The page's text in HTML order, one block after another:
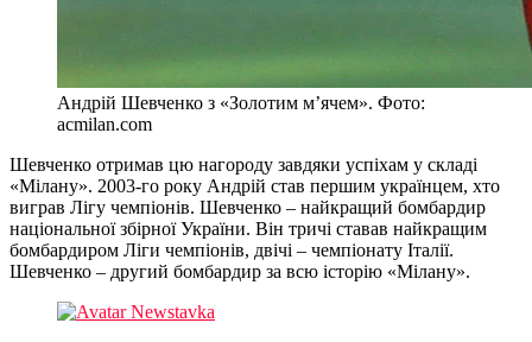
Андрій Шевченко з «Золотим м’ячем». Фото:
acmilan.com
Шевченко отримав цю нагороду завдяки успіхам у складі
«Мілану». 2003-го року Андрій став першим українцем, хто
виграв Лігу чемпіонів. Шевченко – найкращий бомбардир
національної збірної України. Він тричі ставав найкращим
бомбардиром Ліги чемпіонів, двічі – чемпіонату Італії.
Шевченко – другий бомбардир за всю історію «Мілану».